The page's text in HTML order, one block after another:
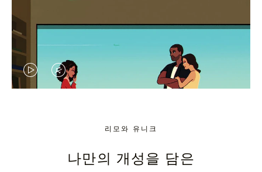
VIDEO
PRESS
VIDEO
MUTED,
PRESS
리모와 유니크
나만의 개성을 담은